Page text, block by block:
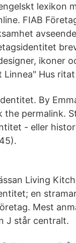
lexikon
FIAB
ikoner
Hus
By
the permalink.
- eller
Living
en
Mest
J står centralt.